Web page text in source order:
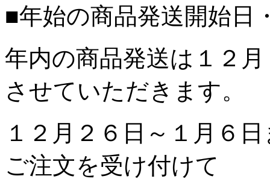
■年始の商品発送開始
年内の商品発送は１２
させていただきます。
１２月２６日～１月６
ご注文を受け付けて